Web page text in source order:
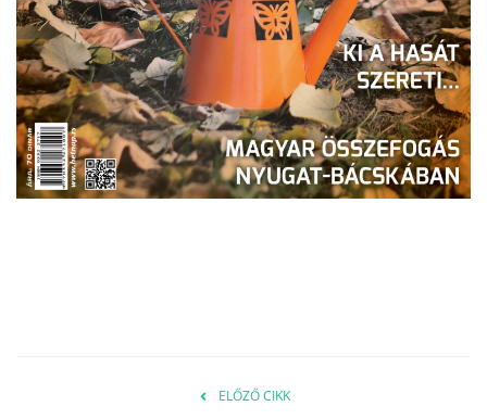
ELŐZŐ CIKK